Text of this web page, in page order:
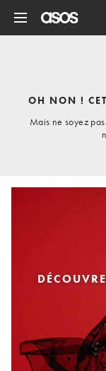
OH NON !
Mais ne soyez